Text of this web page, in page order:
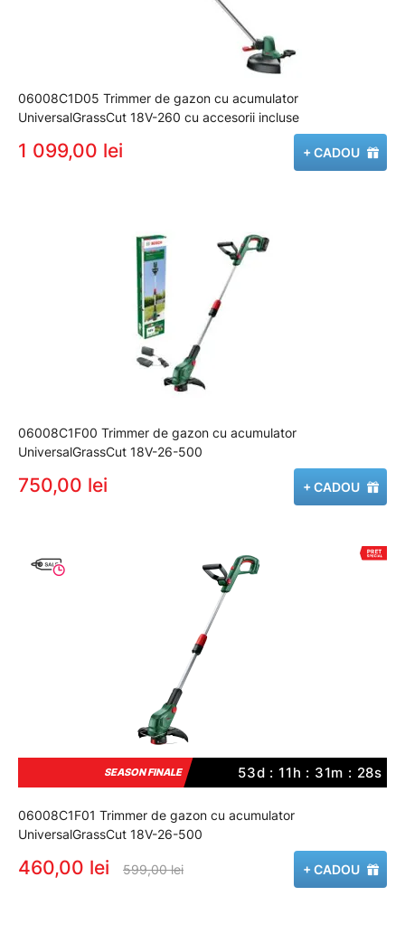
06008C1D05 Trimmer de gazon cu acumulator
UniversalGrassCut 18V-260 cu accesorii incluse
1 099,00 lei + CADOU
06008C1F00 Trimmer de gazon cu acumulator
UniversalGrassCut 18V-26-500
750,00 lei + CADOU
SEASON FINALE 53d : 11h : 31m : 27s
06008C1F01 Trimmer de gazon cu acumulator
UniversalGrassCut 18V-26-500
460,00 lei 599,00 lei + CADOU